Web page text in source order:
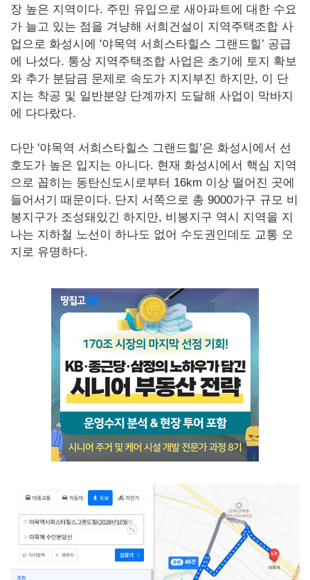
장 높은 지역이다. 주민 유입으로 새아파트에 대한 수요
가 늘고 있는 점을 겨냥해 서희건설이 지역주택조합 사
업으로 화성시에 '야목역 서희스타힐스 그랜드힐’ 공급
에 나섰다. 통상 지역주택조합 사업은 초기에 토지 확보
와 추가 분담금 문제로 속도가 지지부진 하지만, 이 단
지는 착공 및 일반분양 단계까지 도달해 사업이 막바지
에 다다랐다.
다만 '야목역 서희스타힐스 그랜드힐’은 화성시에서 선
호도가 높은 입지는 아니다. 현재 화성시에서 핵심 지역
으로 꼽히는 동탄신도시로부터 16km 이상 떨어진 곳에
들어서기 때문이다. 단지 서쪽으로 총 9000가구 규모 비
봉지구가 조성돼있긴 하지만, 비봉지구 역시 지역을 지
나는 지하철 노선이 하나도 없어 수도권인데도 교통 오
지로 유명하다.